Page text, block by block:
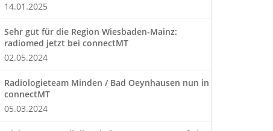
14.01.2025
Sehr gut für die Region Wiesbaden-Mainz:
radiomed jetzt bei connectMT
02.05.2024
Radiologieteam Minden / Bad Oeynhausen nun in
connectMT
05.03.2024